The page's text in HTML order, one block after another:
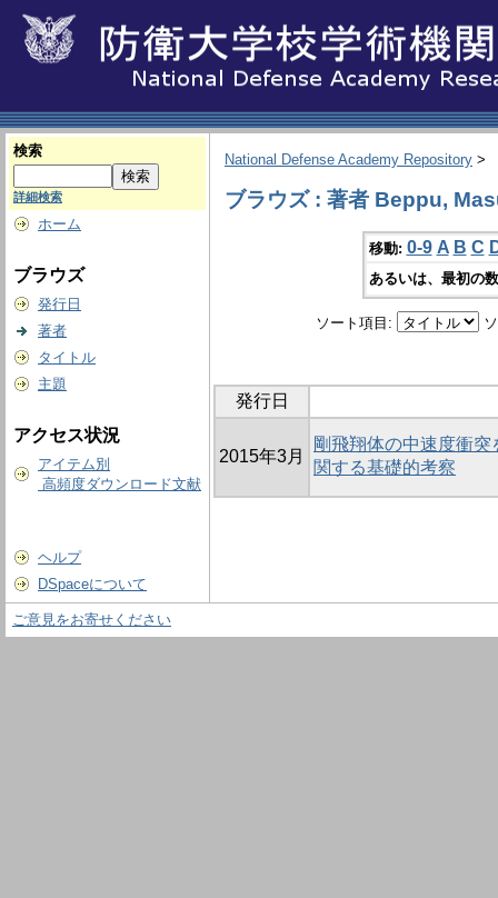
検索
詳細検索
ホーム
ブラウズ
発行日
著者
タイトル
主題
アクセス状況
アイテム別
高頻度ダウンロード文献
ヘルプ
DSpaceについて
National Defense Academy Repository >
ブラウズ : 著者 Beppu,
移動: 0-9 A B C
あるいは、最初の
ソート項目:
発行日
2015年3月
剛飛翔体の中速度衝
関する基礎的考察
ご意見をお寄せください